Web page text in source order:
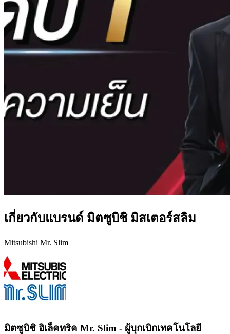
เกี่ยวกับแบรนด์ มิตซูบิชิ มิสเตอร์สลิม
Mitsubishi Mr. Slim
มิตซูบิชิ อิเล็คทริค Mr. Slim - ผู้บุกเบิกเทคโนโลยี